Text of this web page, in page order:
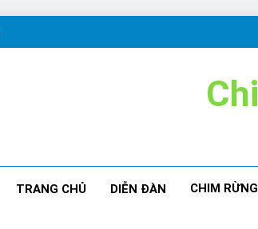
TRANG CHỦ DIỄN ĐÀN CHIM RỪNG